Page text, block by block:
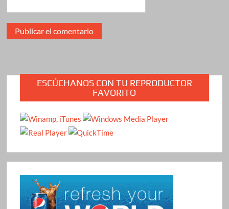
ESCÚCHANOS CON TU REPRODUCTOR
FAVORITO